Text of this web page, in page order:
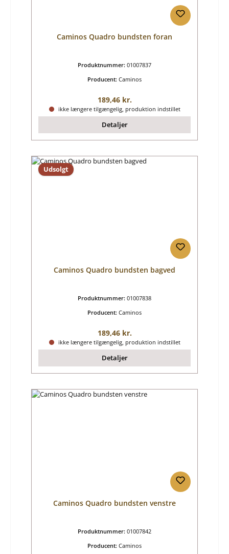
Caminos Quadro bundsten foran
Produktnummer: 01007837
Producent: Caminos
Almindelig pris:
189,46 kr.
ikke længere tilgængelig, produktion indstillet
Detaljer
Udsolgt
Caminos Quadro bundsten bagved
Produktnummer: 01007838
Producent: Caminos
Almindelig pris:
189,46 kr.
ikke længere tilgængelig, produktion indstillet
Detaljer
Caminos Quadro bundsten venstre
Produktnummer: 01007842
Producent: Caminos